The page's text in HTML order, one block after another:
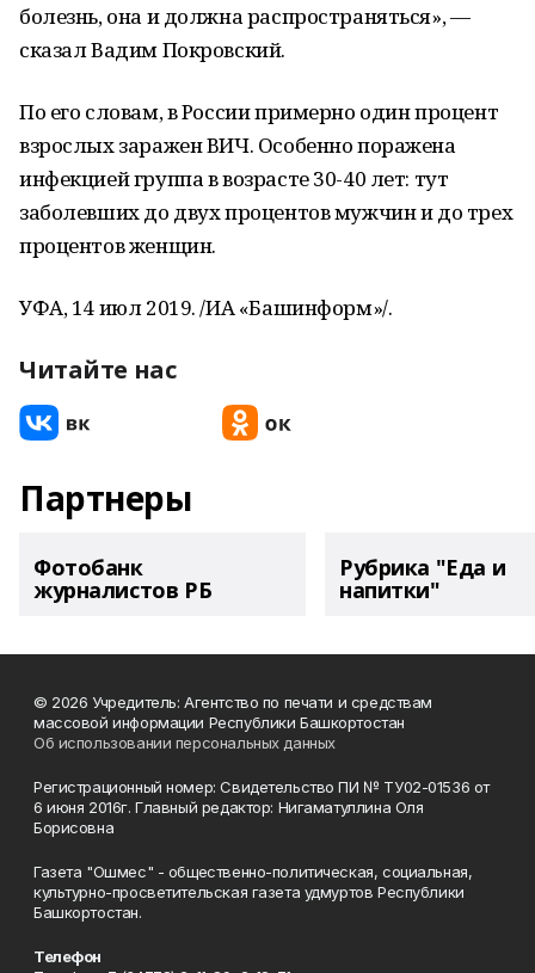
болезнь, она и должна распространяться», —
сказал Вадим Покровский.
По его словам, в России примерно один процент
взрослых заражен ВИЧ. Особенно поражена
инфекцией группа в возрасте 30-40 лет: тут
заболевших до двух процентов мужчин и до трех
процентов женщин.
УФА, 14 июл 2019. /ИА «Башинформ»/.
Читайте нас
Партнеры
Фотобанк
журналистов РБ
Рубрика "Еда и
напитки"
© 2026 Учредитель: Агентство по печати и средствам
массовой информации Республики Башкортостан
Об использовании персональных данных
Регистрационный номер: Свидетельство ПИ № ТУ02-01536 от
6 июня 2016г. Главный редактор: Нигаматуллина Оля
Борисовна
Газета "Ошмес" - общественно-политическая, социальная,
культурно-просветительская газета удмуртов Республики
Башкортостан.
Телефон